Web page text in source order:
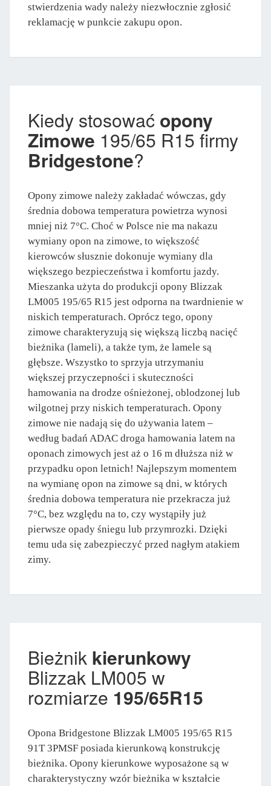
stwierdzenia wady należy niezwłocznie zgłosić
reklamację w punkcie zakupu opon.
Kiedy stosować opony
Zimowe 195/65 R15 firmy
Bridgestone?
Opony zimowe należy zakładać wówczas, gdy
średnia dobowa temperatura powietrza wynosi
mniej niż 7°C. Choć w Polsce nie ma nakazu
wymiany opon na zimowe, to większość
kierowców słusznie dokonuje wymiany dla
większego bezpieczeństwa i komfortu jazdy.
Mieszanka użyta do produkcji opony Blizzak
LM005 195/65 R15 jest odporna na twardnienie w
niskich temperaturach. Oprócz tego, opony
zimowe charakteryzują się większą liczbą nacięć
bieżnika (lameli), a także tym, że lamele są
głębsze. Wszystko to sprzyja utrzymaniu
większej przyczepności i skuteczności
hamowania na drodze ośnieżonej, oblodzonej lub
wilgotnej przy niskich temperaturach. Opony
zimowe nie nadają się do używania latem –
według badań ADAC droga hamowania latem na
oponach zimowych jest aż o 16 m dłuższa niż w
przypadku opon letnich! Najlepszym momentem
na wymianę opon na zimowe są dni, w których
średnia dobowa temperatura nie przekracza już
7°C, bez względu na to, czy wystąpiły już
pierwsze opady śniegu lub przymrozki. Dzięki
temu uda się zabezpieczyć przed nagłym atakiem
zimy.
Bieżnik kierunkowy
Blizzak LM005 w
rozmiarze 195/65R15
Opona Bridgestone Blizzak LM005 195/65 R15
91T 3PMSF posiada kierunkową konstrukcję
bieżnika. Opony kierunkowe wyposażone są w
charakterystyczny wzór bieżnika w kształcie